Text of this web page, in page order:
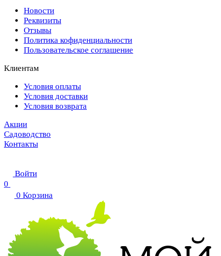
Новости
Реквизиты
Отзывы
Политика кофиденциальности
Пользовательское соглашение
Клиентам
Условия оплаты
Условия доставки
Условия возврата
Акции
Садоводство
Контакты
Войти
0
0 Корзина